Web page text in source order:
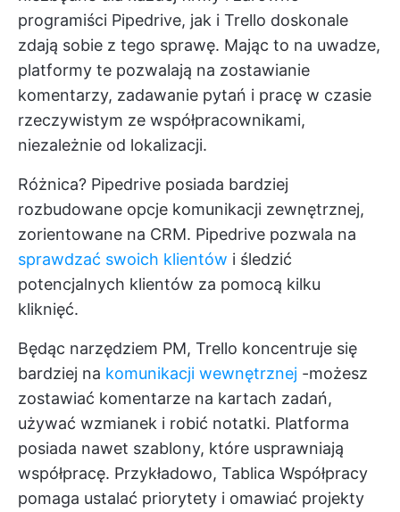
programiści Pipedrive, jak i Trello doskonale
zdają sobie z tego sprawę. Mając to na uwadze,
platformy te pozwalają na zostawianie
komentarzy, zadawanie pytań i pracę w czasie
rzeczywistym ze współpracownikami,
niezależnie od lokalizacji.
Różnica? Pipedrive posiada bardziej
rozbudowane opcje komunikacji zewnętrznej,
zorientowane na CRM. Pipedrive pozwala na
sprawdzać swoich klientów i śledzić
potencjalnych klientów za pomocą kilku
kliknięć.
Będąc narzędziem PM, Trello koncentruje się
bardziej na komunikacji wewnętrznej -możesz
zostawiać komentarze na kartach zadań,
używać wzmianek i robić notatki. Platforma
posiada nawet szablony, które usprawniają
współpracę. Przykładowo, Tablica Współpracy
pomaga ustalać priorytety i omawiać projekty